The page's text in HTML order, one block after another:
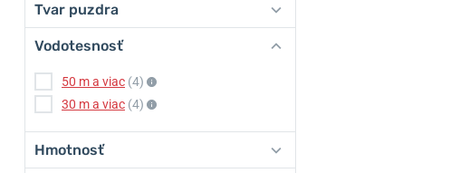
Tvar puzdra
Vodotesnosť
50 m a viac (4)
30 m a viac (4)
Hmotnosť